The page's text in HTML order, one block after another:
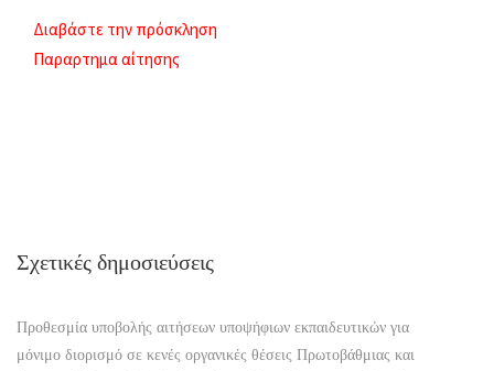
Διαβάστε την πρόσκληση
Παραρτημα αίτησης
Σχετικές δημοσιεύσεις
Προθεσμία υποβολής αιτήσεων υποψήφιων εκπαιδευτικών για
μόνιμο διορισμό σε κενές οργανικές θέσεις Πρωτοβάθμιας και